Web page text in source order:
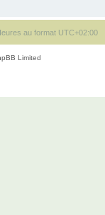
au format UTC+02:00
Limited